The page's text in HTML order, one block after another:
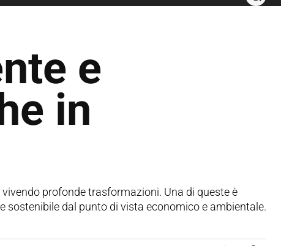
e
in
profonde trasformazioni. Una di queste è
sostenibile dal punto di vista economico e ambientale.